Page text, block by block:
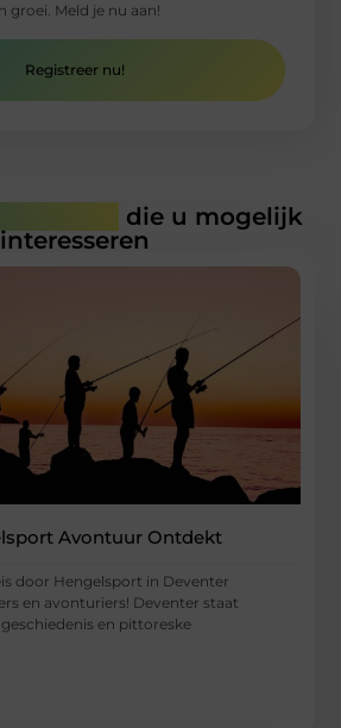
groei. Meld je nu aan!
Registreer nu!
die u mogelijk
interesseren
Avontuur Ontdekt
door Hengelsport in Deventer
en avonturiers! Deventer staat
en pittoreske